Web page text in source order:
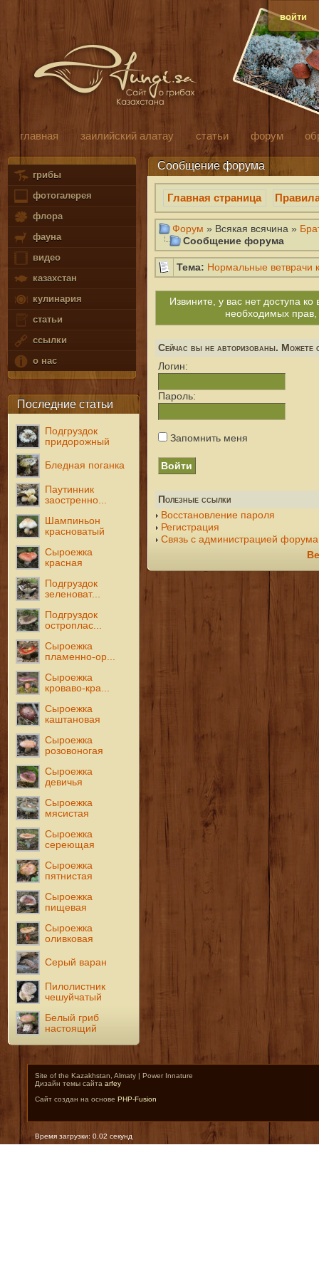
войти
главная заилийский алатау статьи форум
грибы
фотогалерея
флора
фауна
видео
казахстан
кулинария
статьи
ссылки
о нас
Последние статьи
Подгруздок
придорожный
Бледная поганка
Паутинник
заостренно...
Шампиньон
красноватый
Сыроежка
красная
Подгруздок
зеленоват...
Подгруздок
остроплас...
Сыроежка
пламенно-ор...
Сыроежка
кроваво-кра...
Сыроежка
каштановая
Сыроежка
розовоногая
Сыроежка
девичья
Сыроежка
мясистая
Сыроежка
сереющая
Сыроежка
пятнистая
Сыроежка
пищевая
Сыроежка
оливковая
Серый варан
Пилолистник
чешуйчатый
Белый гриб
настоящий
Сообщение форума
Главная страница
Форум » Всякая всячина »
Сообщение форума
Тема: Нормальные ветврачи
Извините, у вас нет доступа
необходимых прав,
Сейчас вы не авторизованы. Можете
Логин:
Пароль:
Запомнить меня
Полезные ссылки
Восстановление пароля
Регистрация
Связь с администрацией форума
Site of the Kazakhstan, Almaty | Power Innature
Дизайн темы сайта arfey
Сайт создан на основе PHP-Fusion
Время загрузки: 0.02 секунд